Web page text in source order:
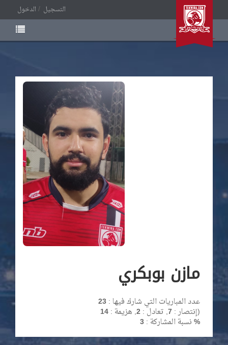
الدخول التسجيل
مازن بوبكري
عدد المباريات التي شارك فيها :23
إنتصار :7, تعادل :2, هزيمة :14 )
نسبة المشاركة :3 %